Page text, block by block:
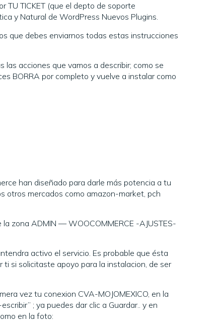
TU TICKET (que el depto de soporte
y Natural de WordPress Nuevos Plugins.
que debes enviarnos todas estas instrucciones
las acciones que vamos a describir; como se
BORRA por completo y vuelve a instalar como
han diseñado para darle más potencia a tu
otros mercados como amazon-market, pch
zona ADMIN — WOOCOMMERCE -AJUSTES-
activo el servicio. Es probable que ésta
si solicitaste apoyo para la instalacion, de ser
vez tu conexion CVA-MOJOMEXICO, en la
; ya puedes dar clic a Guardar.. y en
en la foto: